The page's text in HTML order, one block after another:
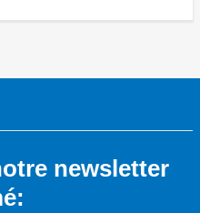
newsletter